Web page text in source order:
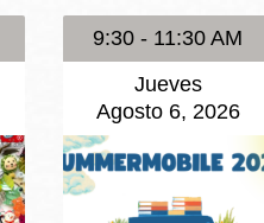
Presidio
9:30 - 11:30 AM
Jueves
Agosto 6, 2026